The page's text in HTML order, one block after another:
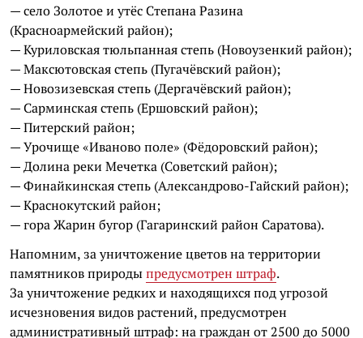
— село Золотое и утёс Степана Разина
(Красноармейский район);
— Куриловская тюльпанная степь (Новоузенкий район);
— Максютовская степь (Пугачёвский район);
— Новозизевская степь (Дергачёвский район);
— Сарминская степь (Ершовский район);
— Питерский район;
— Урочище «Иваново поле» (Фёдоровский район);
— Долина реки Мечетка (Советский район);
— Финайкинская степь (Александрово-Гайский район);
— Краснокутский район;
— гора Жарин бугор (Гагаринский район Саратова).
Напомним, за уничтожение цветов на территории
памятников природыпредусмотрен штраф.
За уничтожение редких и находящихся под угрозой
исчезновения видов растений, предусмотрен
административный штраф: на граждан от 2500 до 5000